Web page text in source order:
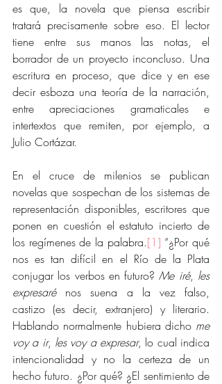
es que, la novela que piensa escribir
tratará precisamente sobre eso. El lector
tiene entre sus manos las notas, el
borrador de un proyecto inconcluso. Una
escritura en proceso, que dice y en ese
decir esboza una teoría de la narración,
entre apreciaciones gramaticales e
intertextos que remiten, por ejemplo, a
Julio Cortázar.
En el cruce de milenios se publican
novelas que sospechan de los sistemas de
representación disponibles, escritores que
ponen en cuestión el estatuto incierto de
los regímenes de la palabra.[1] “¿Por qué
nos es tan difícil en el Río de la Plata
conjugar los verbos en futuro? Me iré, les
expresaré nos suena a la vez falso,
castizo (es decir, extranjero) y literario.
Hablando normalmente hubiera dicho me
voy a ir, les voy a expresar, lo cual indica
intencionalidad y no la certeza de un
hecho futuro. ¿Por qué? ¿El sentimiento de